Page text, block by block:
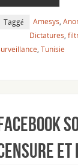
Taggé Amesys
Dictatures
Tunisie
et